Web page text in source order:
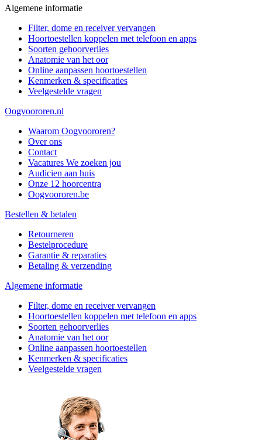
Algemene informatie
Filter, dome en receiver vervangen
Hoortoestellen koppelen met telefoon en apps
Soorten gehoorverlies
Anatomie van het oor
Online aanpassen hoortoestellen
Kenmerken & specificaties
Veelgestelde vragen
Oogvoororen.nl
Waarom Oogvoororen?
Over ons
Contact
Vacatures We zoeken jou
Audicien aan huis
Onze 12 hoorcentra
Oogvoororen.be
Bestellen & betalen
Retourneren
Bestelprocedure
Garantie & reparaties
Betaling & verzending
Algemene informatie
Filter, dome en receiver vervangen
Hoortoestellen koppelen met telefoon en apps
Soorten gehoorverlies
Anatomie van het oor
Online aanpassen hoortoestellen
Kenmerken & specificaties
Veelgestelde vragen